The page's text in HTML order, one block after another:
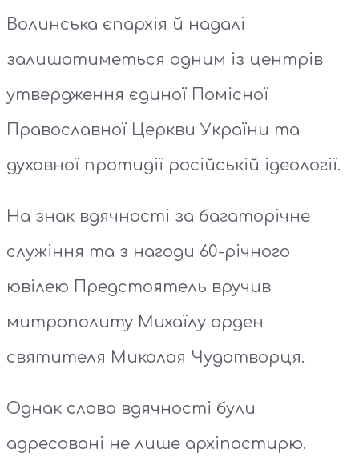
Волинська єпархія й надалі
залишатиметься одним із центрів
утвердження єдиної Помісної
Православної Церкви України та
духовної протидії російській ідеології.
На знак вдячності за багаторічне
служіння та з нагоди 60-річного
ювілею Предстоятель вручив
митрополиту Михаїлу орден
святителя Миколая Чудотворця.
Однак слова вдячності були
адресовані не лише архіпастирю.